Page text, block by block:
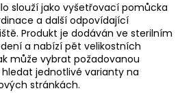
slouží jako vyšetřovací pomůcka
a další odpovídající
Produkt je dodáván ve sterilním
a nabízí pět velikostních
může vybrat požadovanou
jednotlivé varianty na
stránkách.